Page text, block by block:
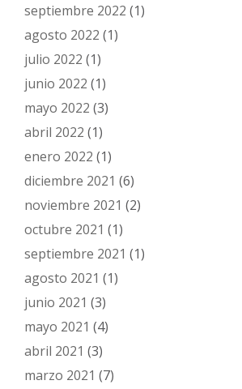
septiembre 2022 (1)
agosto 2022 (1)
julio 2022 (1)
junio 2022 (1)
mayo 2022 (3)
abril 2022 (1)
enero 2022 (1)
diciembre 2021 (6)
noviembre 2021 (2)
octubre 2021 (1)
septiembre 2021 (1)
agosto 2021 (1)
junio 2021 (3)
mayo 2021 (4)
abril 2021 (3)
marzo 2021 (7)